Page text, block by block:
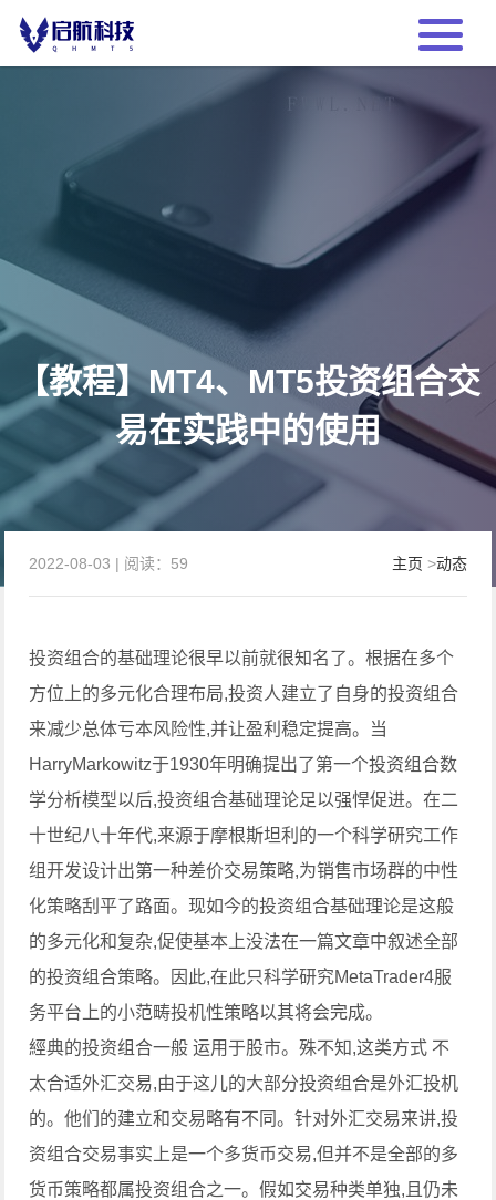
【教程】MT4、MT5投资组合交
易在实践中的使用
主页 >动态
2022-08-03 | 阅读：59
投资组合的基础理论很早以前就很知名了。根据在多个
方位上的多元化合理布局,投资人建立了自身的投资组合
来减少总体亏本风险性,并让盈利稳定提高。当
HarryMarkowitz于1930年明确提出了第一个投资组合数
学分析模型以后,投资组合基础理论足以强悍促进。在二
十世纪八十年代,来源于摩根斯坦利的一个科学研究工作
组开发设计出第一种差价交易策略,为销售市场群的中性
化策略刮平了路面。现如今的投资组合基础理论是这般
的多元化和复杂,促使基本上没法在一篇文章中叙述全部
的投资组合策略。因此,在此只科学研究MetaTrader4服
务平台上的小范畴投机性策略以其将会完成。
經典的投资组合一般 运用于股市。殊不知,这类方式 不
太合适外汇交易,由于这儿的大部分投资组合是外汇投机
的。他们的建立和交易略有不同。针对外汇交易来讲,投
资组合交易事实上是一个多货币交易,但并不是全部的多
货币策略都属投资组合之一。假如交易种类单独,且仍未